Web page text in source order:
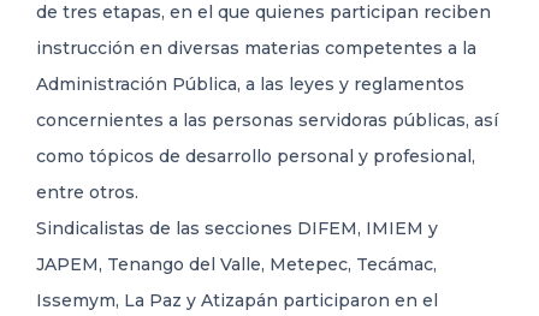
de tres etapas, en el que quienes participan reciben
instrucción en diversas materias competentes a la
Administración Pública, a las leyes y reglamentos
concernientes a las personas servidoras públicas, así
como tópicos de desarrollo personal y profesional,
entre otros.
Sindicalistas de las secciones DIFEM, IMIEM y
JAPEM, Tenango del Valle, Metepec, Tecámac,
Issemym, La Paz y Atizapán participaron en el